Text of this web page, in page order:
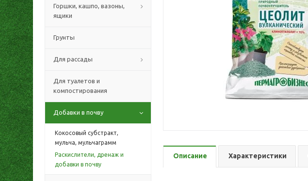
Горшки, кашпо, вазоны,
ящики
Грунты
Для рассады
Для туалетов и
компостирования
Добавки в почву
Кокосовый субстракт,
мульча, мульчаграмм
Раскислители, дренаж и
добавки в почву
Описание Характеристики